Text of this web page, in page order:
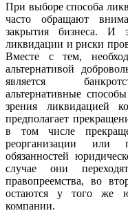
При выборе способа
часто обращают
закрытия бизнеса. И
ликвидации и риски
Вместе с тем,
альтернативой
является
альтернативные
зрения ликвидацией
предполагает
в том числе
реорганизации
обязанностей
случае они
правопреемства, во
остаются у того же
компании.